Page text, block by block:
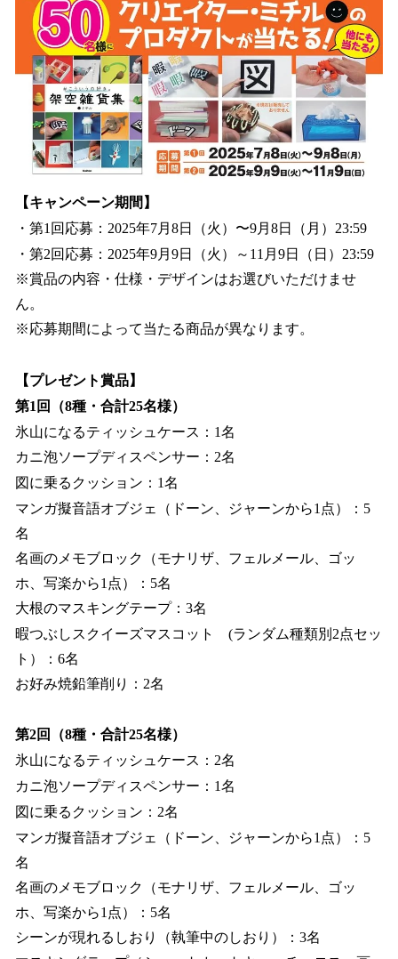
【キャンペーン期間】
・第1回応募：2025年7月8日（火）〜9月8日（月）23:59
・第2回応募：2025年9月9日（火）～11月9日（日）23:59
※賞品の内容・仕様・デザインはお選びいただけませ
ん。
※応募期間によって当たる商品が異なります。
【プレゼント賞品】
第1回（8種・合計25名様）
氷山になるティッシュケース：1名
カニ泡ソープディスペンサー：2名
図に乗るクッション：1名
マンガ擬音語オブジェ（ドーン、ジャーンから1点）：5
名
名画のメモブロック（モナリザ、フェルメール、ゴッ
ホ、写楽から1点）：5名
大根のマスキングテープ：3名
暇つぶしスクイーズマスコット (ランダム種類別2点セッ
ト）：6名
お好み焼鉛筆削り：2名
第2回（8種・合計25名様）
氷山になるティッシュケース：2名
カニ泡ソープディスペンサー：1名
図に乗るクッション：2名
マンガ擬音語オブジェ（ドーン、ジャーンから1点）：5
名
名画のメモブロック（モナリザ、フェルメール、ゴッ
ホ、写楽から1点）：5名
シーンが現れるしおり（執筆中のしおり）：3名